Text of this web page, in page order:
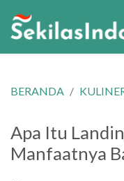
BERANDA
Apa Itu
Manfaatnya